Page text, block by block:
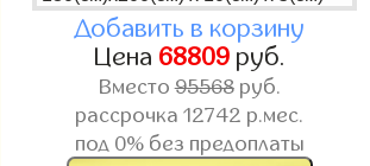
Добавить в корзину
Цена 68809руб.
Вместо95568руб.
рассрочка12742 р.мес.
под 0% без предоплаты